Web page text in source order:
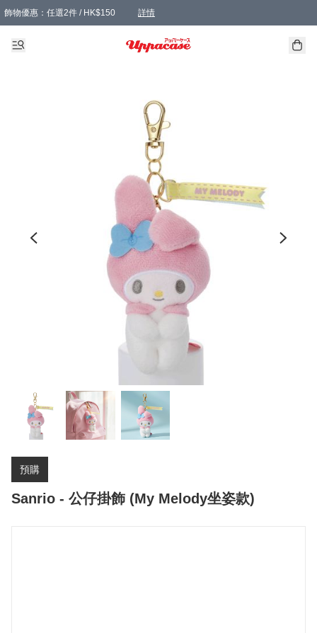
飾物優惠：任選2件 / HK$150 詳情
髮飾優惠：任選2件 / HK$100 詳情
精選襪子優惠：任選3對 / HK$115 詳情
滿額免運：本地訂單滿港幣350元可享免運費優惠
預購
Sanrio - 公仔掛飾 (My Melody坐姿款)